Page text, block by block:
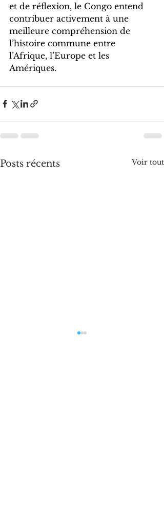
et de réflexion, le Congo entend
contribuer activement à une
meilleure compréhension de
l’histoire commune entre
l’Afrique, l’Europe et les
Amériques.
Posts récents Voir tout